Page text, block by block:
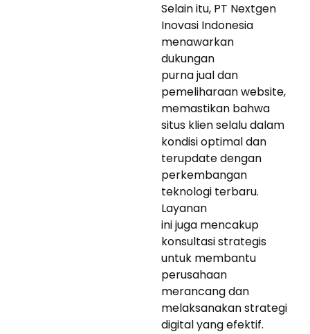
Selain itu, PT Nextgen
Inovasi Indonesia
menawarkan
dukungan
purna jual dan
pemeliharaan website,
memastikan bahwa
situs klien selalu dalam
kondisi optimal dan
terupdate dengan
perkembangan
teknologi terbaru.
Layanan
ini juga mencakup
konsultasi strategis
untuk membantu
perusahaan
merancang dan
melaksanakan strategi
digital yang efektif.